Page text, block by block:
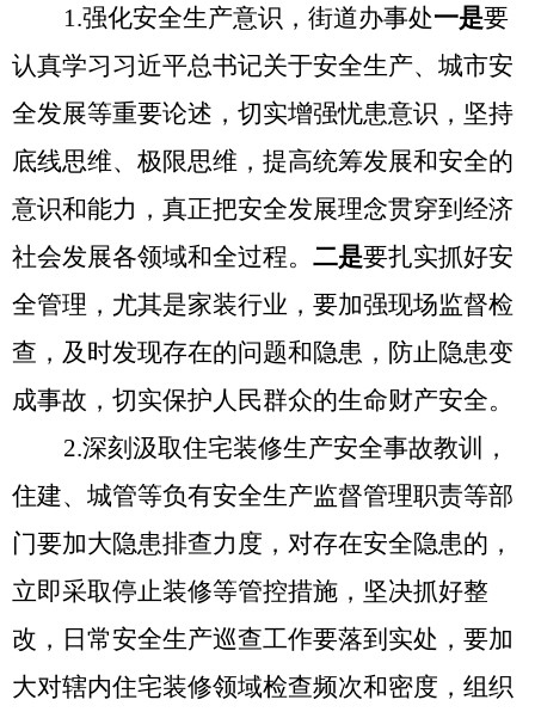
1.强化安全生产意识，街道办事处一是要
认真学习习近平总书记关于安全生产、城市安
全发展等重要论述，切实增强忧患意识，坚持
底线思维、极限思维，提高统筹发展和安全的
意识和能力，真正把安全发展理念贯穿到经济
社会发展各领域和全过程。 二是要扎实抓好安
全管理，尤其是家装行业，要加强现场监督检
查，及时发现存在的问题和隐患，防止隐患变
成事故，切实保护人民群众的生命财产安全。
2.深刻汲取住宅装修生产安全事故教训，
住建、城管等负有安全生产监督管理职责等部
门要加大隐患排查力度，对存在安全隐患的，
立即采取停止装修等管控措施，坚决抓好整
改，日常安全生产巡查工作要落到实处，要加
大对辖内住宅装修领域检查频次和密度，组织